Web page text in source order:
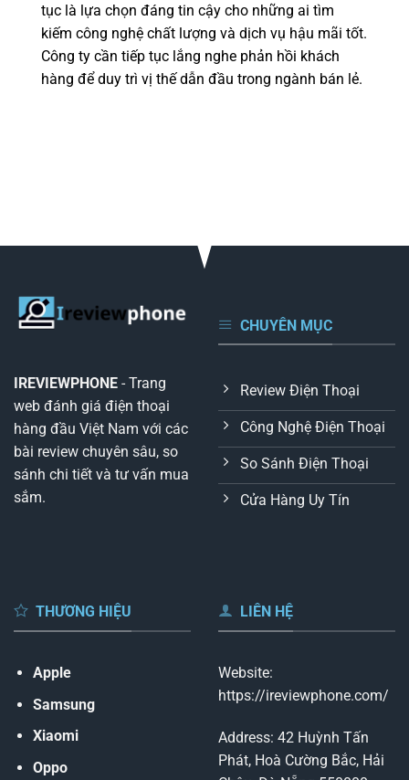
tục là lựa chọn đáng tin cậy cho những ai tìm
kiếm công nghệ chất lượng và dịch vụ hậu mãi tốt.
Công ty cần tiếp tục lắng nghe phản hồi khách
hàng để duy trì vị thế dẫn đầu trong ngành bán lẻ.
IREVIEWPHONE - Trang
web đánh giá điện thoại
hàng đầu Việt Nam với các
bài review chuyên sâu, so
sánh chi tiết và tư vấn mua
sắm.
CHUYÊN MỤC
Review Điện Thoại
Công Nghệ Điện Thoại
So Sánh Điện Thoại
Cửa Hàng Uy Tín
THƯƠNG HIỆU
Apple
Samsung
Xiaomi
Oppo
LIÊN HỆ
Website:
https://ireviewphone.com/
Address: 42 Huỳnh Tấn
Phát, Hoà Cường Bắc, Hải